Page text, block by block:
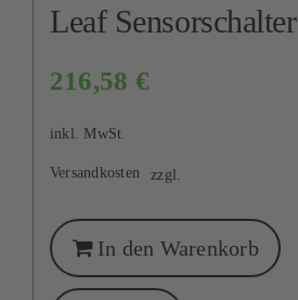
Leaf Sensorschalter
216,58 €
inkl. MwSt.
zzgl.
Versandkosten
In den Warenkorb